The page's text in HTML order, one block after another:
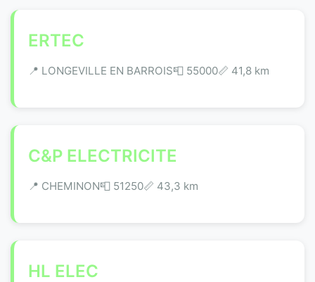
ERTEC
📍 LONGEVILLE EN BARROIS📮 55000📏 41,8 km
C&P ELECTRICITE
📍 CHEMINON📮 51250📏 43,3 km
HL ELEC